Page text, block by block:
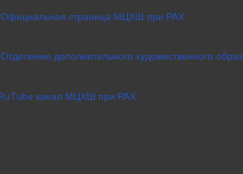
Официальная страница МЦХШ при РАХ
Отделение дополнительного художественного
RuTube канал МЦХШ при РАХ